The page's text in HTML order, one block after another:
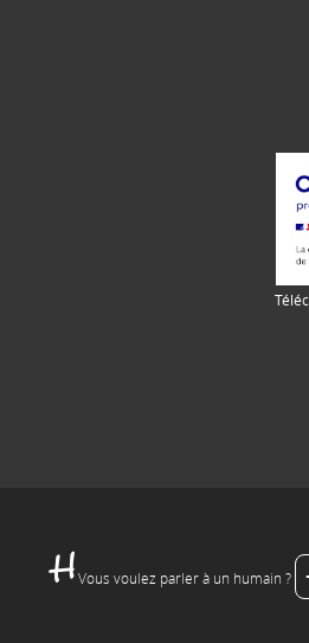
Vous voulez parler à un humain ?